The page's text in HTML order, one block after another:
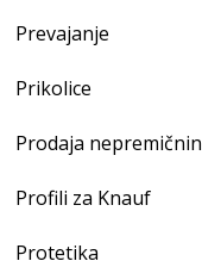
Prevajanje
Prikolice
Prodaja nepremičnin
Profili za Knauf
Protetika